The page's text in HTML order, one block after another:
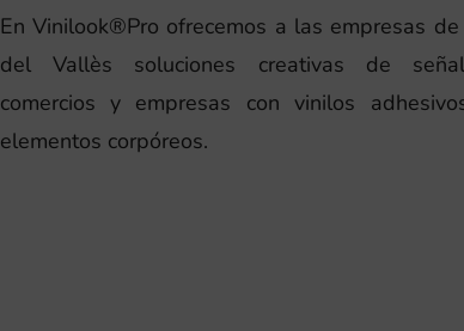
En Vinilook®Pro ofrecemos a las empresas
del Vallès soluciones creativas de
comercios y empresas con vinilos
elementos corpóreos.